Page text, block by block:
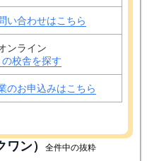
い合わせはこちら
ンライン
校舎を探す
のお申込みはこちら
ン） 全件中の抜粋